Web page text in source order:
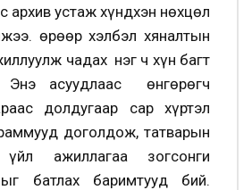
архив устаж хүндхэн нөхцөл
Өөрөөр хэлбэл хяналтын
чадах нэг ч хүн багт
Энэ асуудлаас өнгөрөгч
долдугаар сар хүртэл
доголдож, татварын
үйл ажиллагаа зогсонги
батлах баримтууд бий.